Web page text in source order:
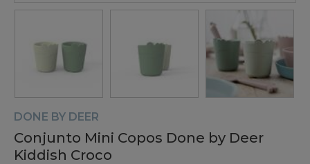
DONE BY DEER
Conjunto Mini Copos Done by Deer
Kiddish Croco